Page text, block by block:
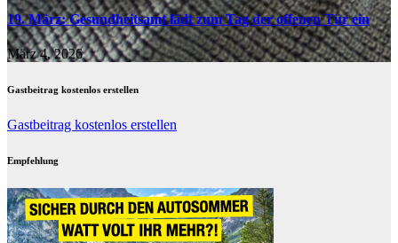
19. März: Gesundheitsamt lädt zum Tag der offenen Tür ein
März 4, 2026
Gastbeitrag kostenlos erstellen
Gastbeitrag kostenlos erstellen
Empfehlung